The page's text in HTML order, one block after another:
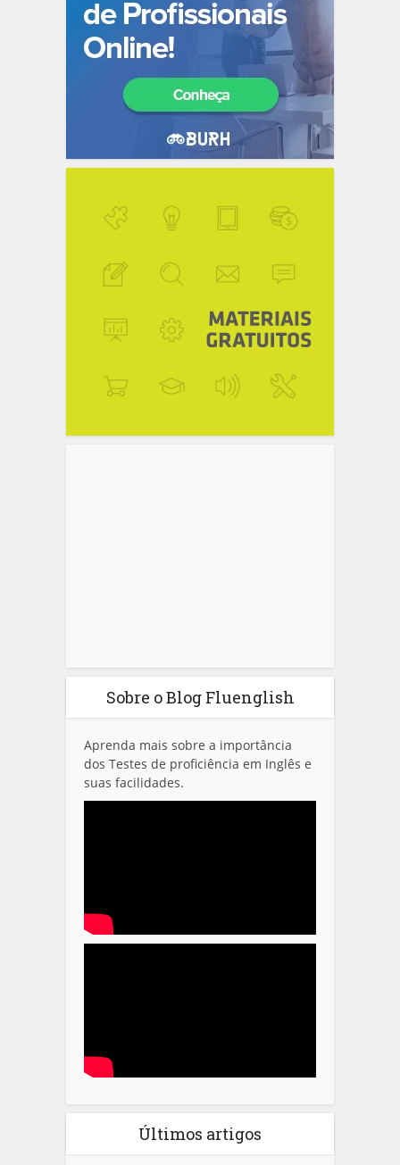
Sobre o Blog Fluenglish
Aprenda mais sobre a importância
dos Testes de proficiência em Inglês e
suas facilidades.
Últimos artigos